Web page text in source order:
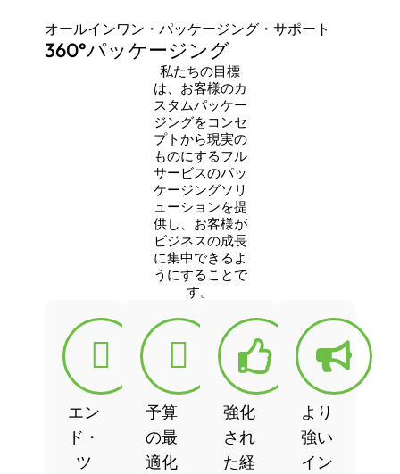
オールインワン・パッケージング・サポート
360°パッケージング
私たちの目標
は、お客様のカ
スタムパッケー
ジングをコンセ
プトから現実の
ものにするフル
サービスのパッ
ケージングソリ
ューションを提
供し、お客様が
ビジネスの成長
に集中できるよ
うにすることで
す。
エン
ド・
ツ
予算
の最
適化
強化
され
た経
より
強い
イン